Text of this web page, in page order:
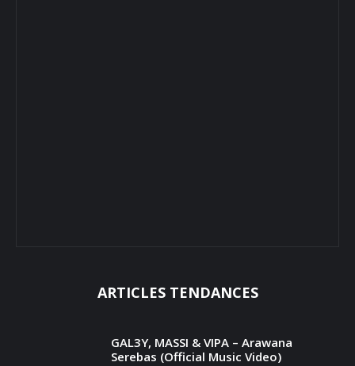
ARTICLES TENDANCES
GAL3Y, MASSI & VIPA – Arawana
Serebas (Official Music Video)